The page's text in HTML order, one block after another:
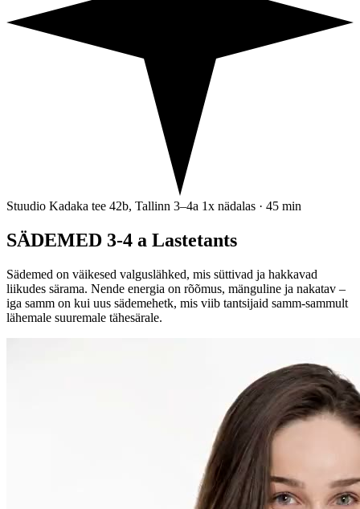
Stuudio Kadaka tee 42b, Tallinn 3–4a 1x nädalas · 45 min
SÄDEMED 3-4 a Lastetants
Sädemed on väikesed valguslähked, mis süttivad ja hakkavad
liikudes särama. Nende energia on rõõmus, mänguline ja nakatav –
iga samm on kui uus sädemehetk, mis viib tantsijaid samm-sammult
lähemale suuremale tähesärale.